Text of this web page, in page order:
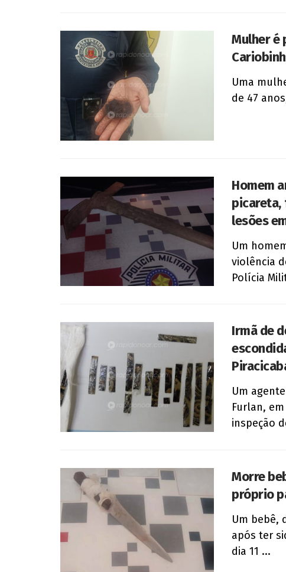
Mulher é
Uma
de 47
Homem
picareta,
lesões
Um
violência
Polícia
Irmã de
Um
Furlan,
inspeção
Morre
próprio
Um bebê,
após ter
dia 11 ...